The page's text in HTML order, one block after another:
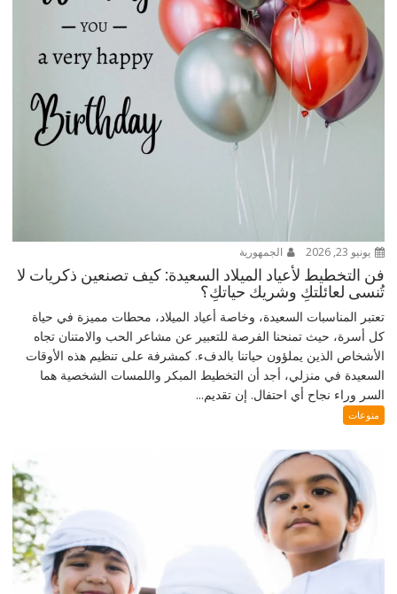
يونيو 23, 2026 الجمهورية
فن التخطيط لأعياد الميلاد السعيدة: كيف تصنعين ذكريات لا
تُنسى لعائلتكِ وشريك حياتكِ؟
تعتبر المناسبات السعيدة، وخاصة أعياد الميلاد، محطات مميزة في حياة
كل أسرة، حيث تمنحنا الفرصة للتعبير عن مشاعر الحب والامتنان تجاه
الأشخاص الذين يملؤون حياتنا بالدفء. كمشرفة على تنظيم هذه الأوقات
السعيدة في منزلي، أجد أن التخطيط المبكر واللمسات الشخصية هما
السر وراء نجاح أي احتفال. إن تقديم...
منوعات